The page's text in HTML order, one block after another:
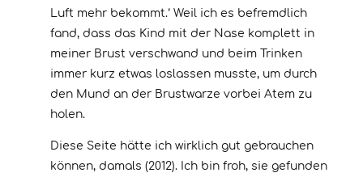
Luft mehr bekommt.‘ Weil ich es befremdlich
fand, dass das Kind mit der Nase komplett in
meiner Brust verschwand und beim Trinken
immer kurz etwas loslassen musste, um durch
den Mund an der Brustwarze vorbei Atem zu
holen.
Diese Seite hätte ich wirklich gut gebrauchen
können, damals (2012). Ich bin froh, sie gefunden